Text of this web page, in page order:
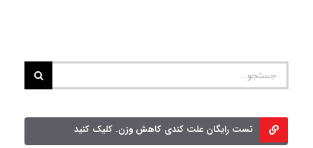
برای:
تست رایگان علت کندی کاهش وزن. کلیک کنید